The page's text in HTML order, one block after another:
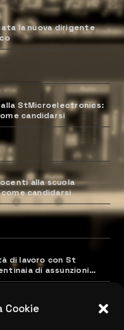
Cookie
la nuova dirigente
alla StMicroelectronics:
candidarsi
alla scuola
candidarsi
di lavoro con St
di assunzioni